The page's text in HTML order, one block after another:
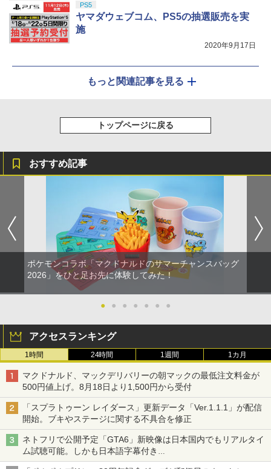
PS5
ヤマダウェブコム、PS5の抽選販売を実
施
2020年9月17日
もっと関連記事を見る
トップページに戻る
おすすめ記事
ポケモンコラボ「マクドナルドのサマーチャンスバッグ
2026」をひと足お先に体験してみた！
● ● ● ● ● ● ●
アクセスランキング
1時間 24時間 1週間 1カ月
マクドナルド、マックデリバリーの朝マックの最低注文料金が
500円値上げ。8月18日より1,500円から受付
「スプラトゥーン レイダース」更新データ「Ver.1.1.1」が配信
開始。ブキやステージに関する不具合を修正
ネトフリで公開予定「GTA6」新映像は日本国内でもリアルタイ
ム試聴可能。しかも日本語字幕付き
Netflixから公式回答あり